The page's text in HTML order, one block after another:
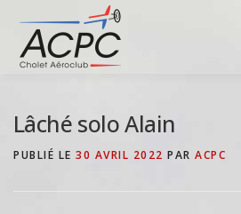
contenu
Lâché solo Alain
PUBLIÉ LE 30 AVRIL 2022 PAR ACPC